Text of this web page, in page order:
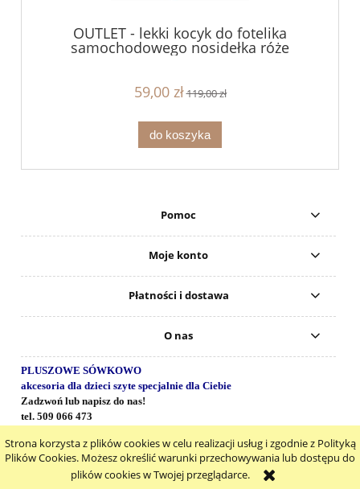
Strona korzysta z plików cookies w celu realizacji usług i zgodnie z Polityką
Plików Cookies. Możesz określić warunki przechowywania lub dostępu do
plików cookies w Twojej przeglądarce.
OUTLET - lekki kocyk do fotelika
samochodowego nosidełka róże
59,00 zł119,00 zł
do koszyka
Pomoc
Moje konto
Płatności i dostawa
O nas
PLUSZOWE SÓWKOWO
akcesoria dla dzieci szyte specjalnie dla Ciebie
Zadzwoń lub napisz do nas!
tel. 509 066 473
pokaż pełną wersję strony
Sklep internetowy Shoper.pl